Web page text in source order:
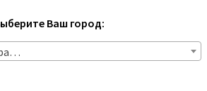
Ваш город: